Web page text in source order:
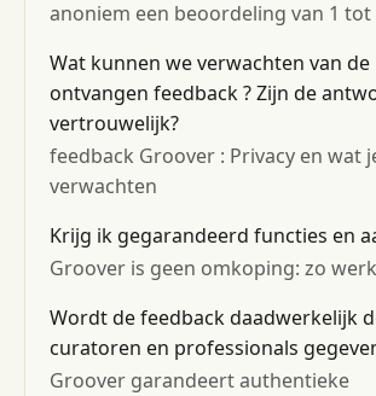
anoniem een ​​beoordeling van 1 tot
Wat kunnen we verwachten van de
ontvangen feedback ? Zijn de
vertrouwelijk?
feedback Groover : Privacy en wat
verwachten
Krijg ik gegarandeerd functies en
Groover is geen omkoping: zo
Wordt de feedback daadwerkelijk
curatoren en professionals
Groover garandeert authentieke